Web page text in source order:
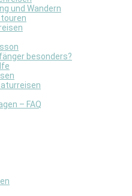
und Wandern
besonders?
– FAQ